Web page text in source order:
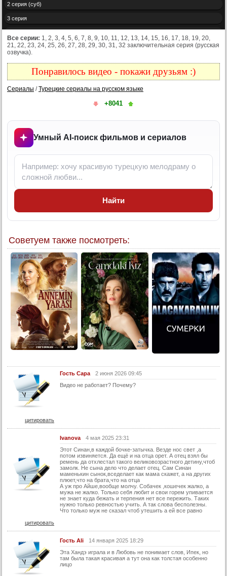
2 серия (суб)
3 серия
4 серия
5 серия
5 серия (суб)
7 серия
7 серия (суб)
8 серия (суб)
9 серия
10 серия
11 серия (суб)
12 серия
12 серия (суб)
13 серия
13 серия (суб)
14 серия
14 серия (суб)
15 серия (суб)
16 серия
16 серия (суб)
17 серия (суб)
18 серия (суб)
19 серия
19 серия (суб)
21 серия
21 серия (суб)
22 серия
22 серия (суб)
Все серии: 1, 2, 3, 4, 5, 6, 7, 8, 9, 10, 11, 12, 13, 14, 15, 16, 17, 18, 19, 20,
21, 22, 23, 24, 25, 26, 27, 28, 29, 30, 31, 32 заключительная серия (русская
озвучка).
Понравилось видео - покажи друзьям :)
Сериалы /Турецкие сериалы на русском языке
+8041
Умный AI-поиск фильмов и сериалов
Найти
Советуем также посмотреть:
Гость Сара
2 июня 2026 09:45
Видео не работает? Почему?
цитировать
Ivanova
4 мая 2025 23:31
Этот Синан,в каждой бочке-затычка. Везде нос свет ,а
потом извиняется. Да ещё и на отца орет. А отец взял бы
ремень да отхлестал такого великовозрастного детину,чтоб
замолк. Не сына дело что делает отец. Сам Синан
маменькин сынок,вседелает как мама скажет, а на других
плюет,что на брата,что на отца
А уж про Айше,вообще молчу. Собачек ,кошечек жалко, а
мужа не жалко. Только себя любит и свои горем упивается
не знает куда бежать и терпения нет все пережить. Таких
нужно только ревностью учить. А так слова бесполезны.
Что только муж не сказал чтоб утешить а ей все равно
цитировать
Гость Ali
14 января 2025 18:29
Эта Хандэ играла и в Любовь не понимает слов, Ипек, но
там была такая красивая а тут она как толстая особенно
лицо